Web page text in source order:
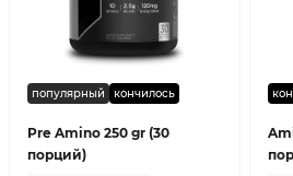
популярный кончилось
Pre Amino 250 gr (30
порций)